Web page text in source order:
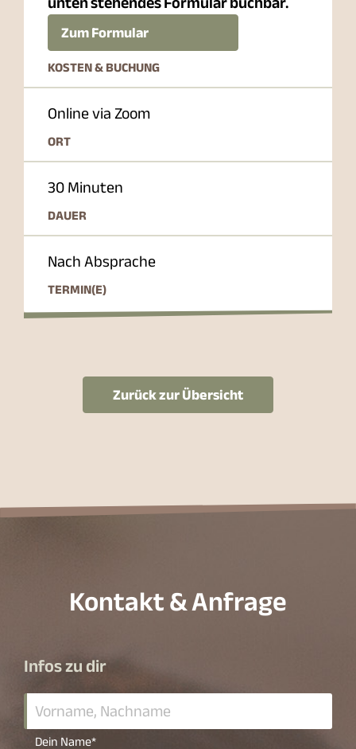
KOSTEN & BUCHUNG
Zum Formular
ORT
Online via Zoom
DAUER
30 Minuten
TERMIN(E)
Nach Absprache
Zurück zur Übersicht
Kontakt & Anfrage
Infos zu dir
Dein Name*